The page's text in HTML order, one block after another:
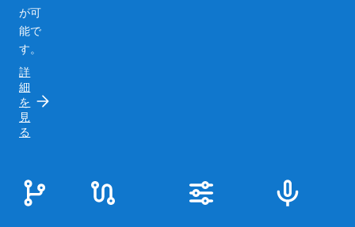
が可
能で
す。
詳
細
を
見
る